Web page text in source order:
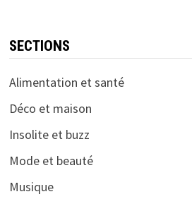
SECTIONS
Alimentation et santé
Déco et maison
Insolite et buzz
Mode et beauté
Musique